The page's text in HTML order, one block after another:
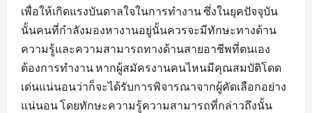
เพื่อให้เกิดแรงบันดาลใจในการทำงาน ซึ่งในยุคปัจจุบัน
นั้นคนที่กำลังมองหางานอยู่นั้นควรจะมีทักษะทางด้าน
ความรู้และความสามารถทางด้านสายอาชีพที่ตนเอง
ต้องการทำงาน หากผู้สมัครงานคนไหนมีคุณสมบัติโดด
เด่นแน่นอนว่าก็จะได้รับการพิจารณาจากผู้คัดเลือกอย่าง
แน่นอน โดยทักษะความรู้ความสามารถที่กล่าวถึงนั้น